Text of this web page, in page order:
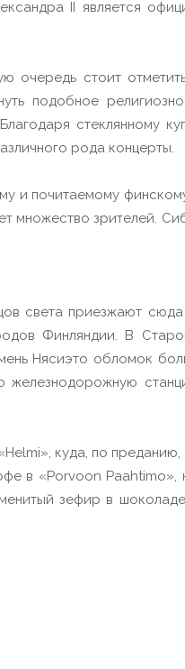
II является
очередь стоит
подобное
стеклянному
рода концерты.
и почитаемому
множество зрителей.
света приезжают
Финляндии. В
Нясиэто обломок
железнодорожную
куда, по
в «Porvoon Paahtimo»,
зефир в